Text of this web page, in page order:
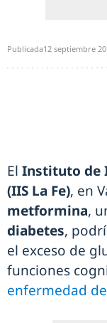
Publicada12 septiembre
El Instituto de
(IIS La Fe), en
metformina,
diabetes,
el exceso de
funciones
enfermedad